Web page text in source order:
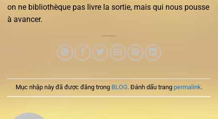
on ne bibliothèque pas livre la sortie, mais qui nous pousse
à avancer.
Mục nhập này đã được đăng trong BLOG. Đánh dấu trang permalink.